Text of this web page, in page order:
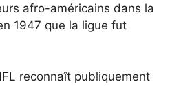
afro-américains dans la
1947 que la ligue fut
reconnaît publiquement